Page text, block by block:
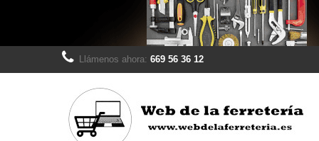
Llámenos ahora: 669 56 36 12